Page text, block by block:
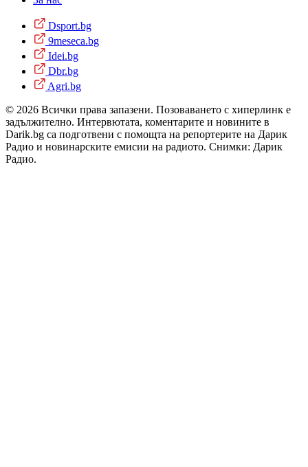
Dsport.bg
9meseca.bg
Idei.bg
Dbr.bg
Agri.bg
© 2026 Всички права запазени. Позоваването с хиперлинк е
задължително. Интервютата, коментарите и новините в
Darik.bg са подготвени с помощта на репортерите на Дарик
Радио и новинарските емисии на радиото. Снимки: Дарик
Радио.